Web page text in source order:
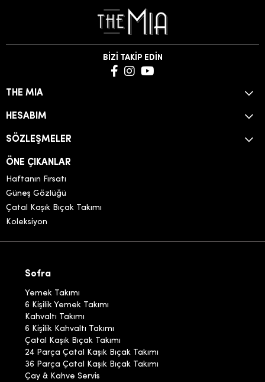
BİZİ TAKİP EDİN
THE MIA
HESABIM
SÖZLEŞMELER
ÖNE ÇIKANLAR
Haftanın Fırsatı
Güneş Gözlüğü
Çatal Kaşık Bıçak Takımı
Koleksiyon
Sofra
Yemek Takımı
6 Kişilik Yemek Takımı
Kahvaltı Takımı
6 Kişilik Kahvaltı Takımı
Çatal Kaşık Bıçak Takımı
24 Parça Çatal Kaşık Bıçak Takımı
36 Parça Çatal Kaşık Bıçak Takımı
Çay & Kahve Servis